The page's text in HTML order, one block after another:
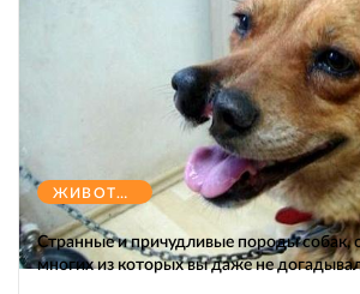
ЖИВОТНЫЕ
Странные и причудливые породы собак,
многих из которых вы даже не